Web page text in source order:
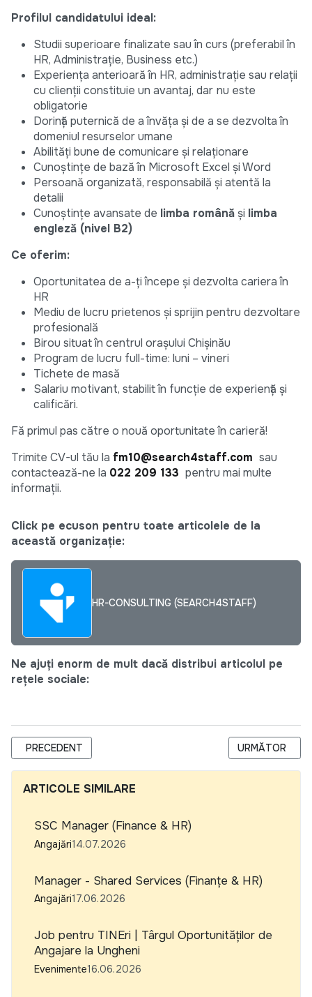
Profilul candidatului ideal:
Studii superioare finalizate sau în curs (preferabil în
HR, Administrație, Business etc.)
Experiența anterioară în HR, administrație sau relații
cu clienții constituie un avantaj, dar nu este
obligatorie
Dorință puternică de a învăța și de a se dezvolta în
domeniul resurselor umane
Abilități bune de comunicare și relaționare
Cunoștințe de bază în Microsoft Excel și Word
Persoană organizată, responsabilă și atentă la
detalii
Cunoștințe avansate de limba română și limba
engleză (nivel B2)
Ce oferim:
Oportunitatea de a-ți începe și dezvolta cariera în
HR
Mediu de lucru prietenos și sprijin pentru dezvoltare
profesională
Birou situat în centrul orașului Chișinău
Program de lucru full-time: luni – vineri
Tichete de masă
Salariu motivant, stabilit în funcție de experiență și
calificări.
Fă primul pas către o nouă oportunitate în carieră!
Trimite CV-ul tău la fm10@search4staff.com sau
contactează-ne la 022 209 133 pentru mai multe
informații.
Click pe ecuson pentru toate articolele de la
această organizație:
HR-CONSULTING (SEARCH4STAFF)
Ne ajuți enorm de mult dacă distribui articolul pe
rețele sociale:
ARTICOL PRECEDENT: (TOR) SERVICII DE CERCETARE
PRECEDENT ARTICOLUL
URMĂTOR
ARTICOLE SIMILARE
SSC Manager (Finance & HR)
Angajări14.07.2026
Manager - Shared Services (Finanțe & HR)
Angajări17.06.2026
Job pentru TINEri | Târgul Oportunităților de
Angajare la Ungheni
Evenimente16.06.2026